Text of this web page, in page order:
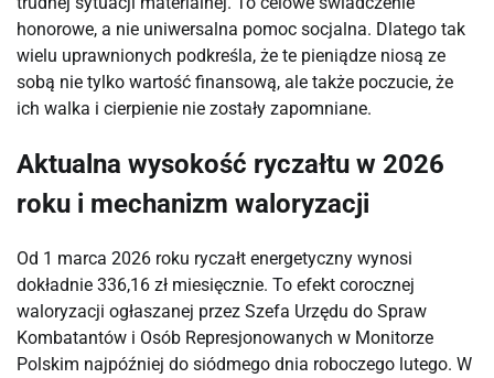
honorowe, a nie uniwersalna pomoc socjalna. Dlatego tak
wielu uprawnionych podkreśla, że te pieniądze niosą ze
sobą nie tylko wartość finansową, ale także poczucie, że
ich walka i cierpienie nie zostały zapomniane.
Aktualna wysokość ryczałtu w 2026
roku i mechanizm waloryzacji
Od 1 marca 2026 roku ryczałt energetyczny wynosi
dokładnie 336,16 zł miesięcznie. To efekt corocznej
waloryzacji ogłaszanej przez Szefa Urzędu do Spraw
Kombatantów i Osób Represjonowanych w Monitorze
Polskim najpóźniej do siódmego dnia roboczego lutego. W